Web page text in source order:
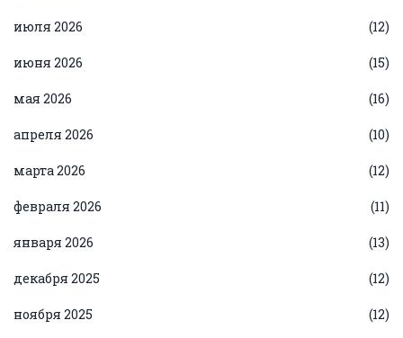
июля 2026 (12)
июня 2026 (15)
мая 2026 (16)
апреля 2026 (10)
марта 2026 (12)
февраля 2026 (11)
января 2026 (13)
декабря 2025 (12)
ноября 2025 (12)